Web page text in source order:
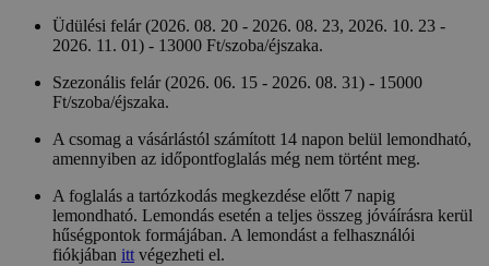
Üdülési felár (2026. 08. 20 - 2026. 08. 23, 2026. 10. 23 -
2026. 11. 01) - 13000 Ft/szoba/éjszaka.
Szezonális felár (2026. 06. 15 - 2026. 08. 31) - 15000
Ft/szoba/éjszaka.
A csomag a vásárlástól számított 14 napon belül lemondható,
amennyiben az időpontfoglalás még nem történt meg.
A foglalás a tartózkodás megkezdése előtt 7 napig
lemondható. Lemondás esetén a teljes összeg jóváírásra kerül
hűségpontok formájában. A lemondást a felhasználói
fiókjában ittvégezheti el.